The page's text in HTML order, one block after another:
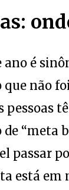
que não
pessoas
de “meta
passar
está em